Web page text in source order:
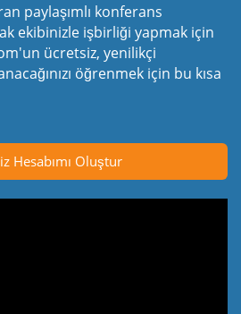
paylaşımlı konferans
ekibinizle işbirliği yapmak için
ücretsiz, yenilikçi
öğrenmek için bu kısa
Hesabımı Oluştur